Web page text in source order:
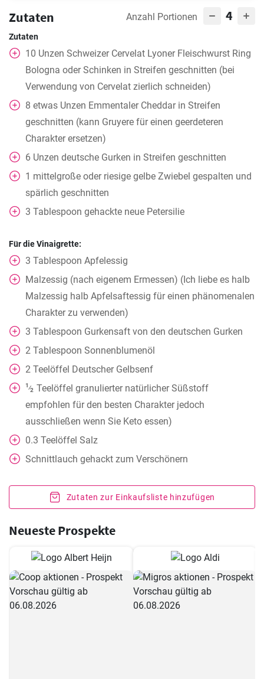
Zutaten Anzahl Portionen 4
Zutaten
10 Unzen Schweizer Cervelat Lyoner Fleischwurst Ring
Bologna oder Schinken in Streifen geschnitten (bei
Verwendung von Cervelat zierlich schneiden)
8 etwas Unzen Emmentaler Cheddar in Streifen
geschnitten (kann Gruyere für einen geerdeteren
Charakter ersetzen)
6 Unzen deutsche Gurken in Streifen geschnitten
1 mittelgroße oder riesige gelbe Zwiebel gespalten und
spärlich geschnitten
3 Tablespoon gehackte neue Petersilie
Für die Vinaigrette:
3 Tablespoon Apfelessig
Malzessig (nach eigenem Ermessen) (Ich liebe es halb
Malzessig halb Apfelsaftessig für einen phänomenalen
Charakter zu verwenden)
3 Tablespoon Gurkensaft von den deutschen Gurken
2 Tablespoon Sonnenblumenöl
2 Teelöffel Deutscher Gelbsenf
1⁄2 Teelöffel granulierter natürlicher Süßstoff
empfohlen für den besten Charakter jedoch
ausschließen wenn Sie Keto essen)
0.3 Teelöffel Salz
Schnittlauch gehackt zum Verschönern
Zutaten zur Einkaufsliste hinzufügen
Neueste Prospekte